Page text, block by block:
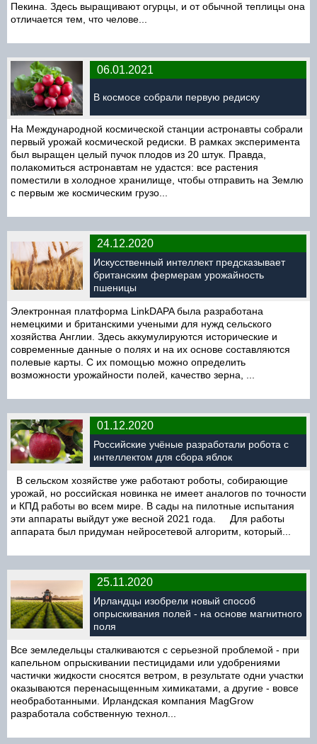
Пекина. Здесь выращивают огурцы, и от обычной теплицы она
отличается тем, что челове...
06.01.2021
В космосе собрали первую редиску
На Международной космической станции астронавты собрали
первый урожай космической редиски. В рамках эксперимента
был выращен целый пучок плодов из 20 штук. Правда,
полакомиться астронавтам не удастся: все растения
поместили в холодное хранилище, чтобы отправить на Землю
с первым же космическим грузо...
24.12.2020
Искусственный интеллект предсказывает
британским фермерам урожайность
пшеницы
Электронная платформа LinkDAPA была разработана
немецкими и британскими учеными для нужд сельского
хозяйства Англии. Здесь аккумулируются исторические и
современные данные о полях и на их основе составляются
полевые карты. С их помощью можно определить
возможности урожайности полей, качество зерна, ...
01.12.2020
Российские учёные разработали робота с
интеллектом для сбора яблок
В сельском хозяйстве уже работают роботы, собирающие
урожай, но российская новинка не имеет аналогов по точности
и КПД работы во всем мире. В сады на пилотные испытания
эти аппараты выйдут уже весной 2021 года. Для работы
аппарата был придуман нейросетевой алгоритм, который...
25.11.2020
Ирландцы изобрели новый способ
опрыскивания полей - на основе магнитного
поля
Все земледельцы сталкиваются с серьезной проблемой - при
капельном опрыскивании пестицидами или удобрениями
частички жидкости сносятся ветром, в результате одни участки
оказываются перенасыщенным химикатами, а другие - вовсе
необработанными. Ирландская компания MagGrow
разработала собственную технол...